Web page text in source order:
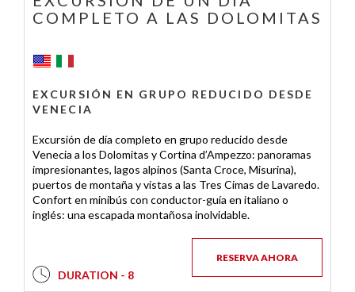
COMPLETO A LAS DOLOMITAS
EXCURSIÓN EN GRUPO REDUCIDO DESDE
VENECIA
Excursión de día completo en grupo reducido desde
Venecia a los Dolomitas y Cortina d’Ampezzo: panoramas
impresionantes, lagos alpinos (Santa Croce, Misurina),
puertos de montaña y vistas a las Tres Cimas de Lavaredo.
Confort en minibús con conductor-guía en italiano o
inglés: una escapada montañosa inolvidable.
RESERVA AHORA
DURATION - 8